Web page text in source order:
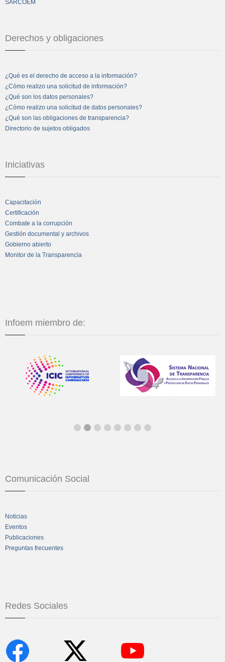
SARCOEM
Derechos y obligaciones
¿Qué es el derecho de acceso a la información?
¿Cómo realizo una solicitud de información?
¿Qué son los datos personales?
¿Cómo realizo una solicitud de datos personales?
¿Qué son las obligaciones de transparencia?
Directorio de sujetos obligados
Iniciativas
Capacitación
Certificación
Combate a la corrupción
Gestión documental y archivos
Gobierno abierto
Monitor de la Transparencia
Infoem miembro de:
Comunicación Social
Noticias
Eventos
Publicaciones
Preguntas frecuentes
Redes Sociales